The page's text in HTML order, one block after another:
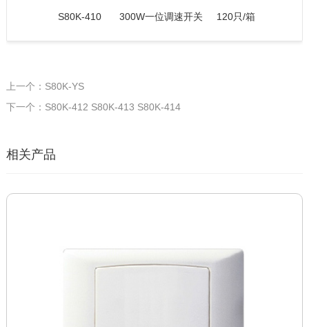
S80K-410 300W一位调速开关 120只/箱
上一个：S80K-YS
下一个：S80K-412 S80K-413 S80K-414
相关产品